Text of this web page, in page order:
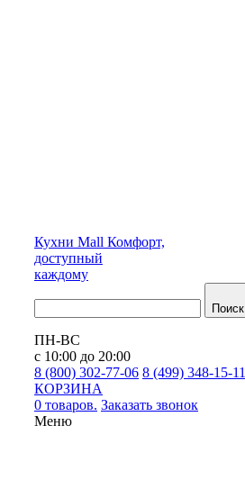
Кухни Mall Комфорт,
доступный
каждому
Поиск
ПН-ВС
с 10:00 до 20:00
8 (800) 302-77-06 8 (499) 348-15-11
КОРЗИНА
0 товаров. Заказать звонок
Меню